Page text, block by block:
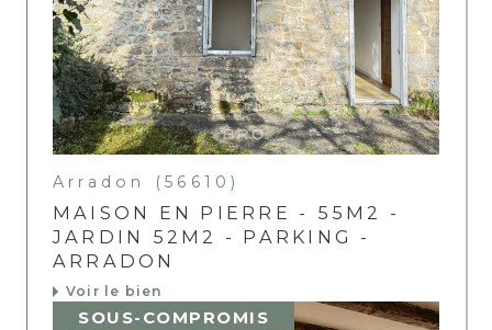
Arradon (56610)
MAISON EN PIERRE - 55M2 -
JARDIN 52M2 - PARKING -
ARRADON
Voir le bien
SOUS-COMPROMIS